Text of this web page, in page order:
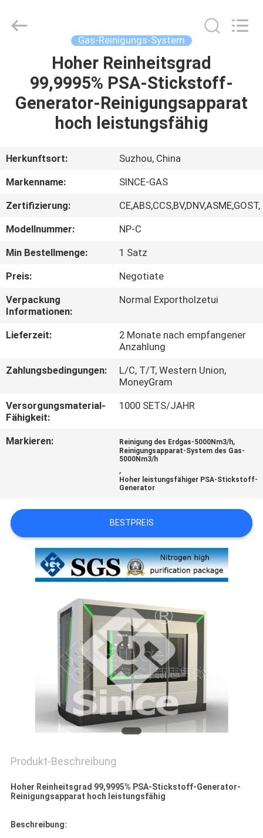
PRODUKTE
UNS
QUALITÄTSKONTROLLE
KONTAKT
MIT
UNS
RECHTSSACHEN
ANGEBOT
ANFORDERN
SITEMAP
DATENSCHUTZRICHTLINIE
Technology
Co.,Ltd.
Gas-Reinigungs-System
Hoher Reinheitsgrad
99,9995% PSA-Stickstoff-
Generator-Reinigungsapparat
hoch leistungsfähig
Herkunftsort:
Suzhou, China
Markenname:
SINCE-GAS
Zertifizierung:
CE,ABS,CCS,BV,DNV,ASME,GOST,
Modellnummer:
NP-C
Min Bestellmenge:
1 Satz
Preis:
Negotiate
Verpackung
Informationen:
Normal Exportholzetui
Lieferzeit:
2 Monate nach empfangener
Anzahlung
Zahlungsbedingungen:
L/C, T/T, Western Union,
MoneyGram
Versorgungsmaterial-
Fähigkeit:
1000 SETS/JAHR
Markieren: Reinigung des Erdgas-5000Nm3/h,
Reinigungsapparat-System des Gas-
5000Nm3/h
,
Hoher leistungsfähiger PSA-Stickstoff-
Generator
BESTPREIS
Produkt-Beschreibung
Hoher Reinheitsgrad 99,9995% PSA-Stickstoff-Generator-
Reinigungsapparat hoch leistungsfähig
Beschreibung: